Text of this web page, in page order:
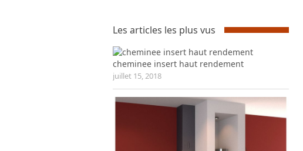
Les articles les plus vus
cheminee insert haut rendement
juillet 15, 2018